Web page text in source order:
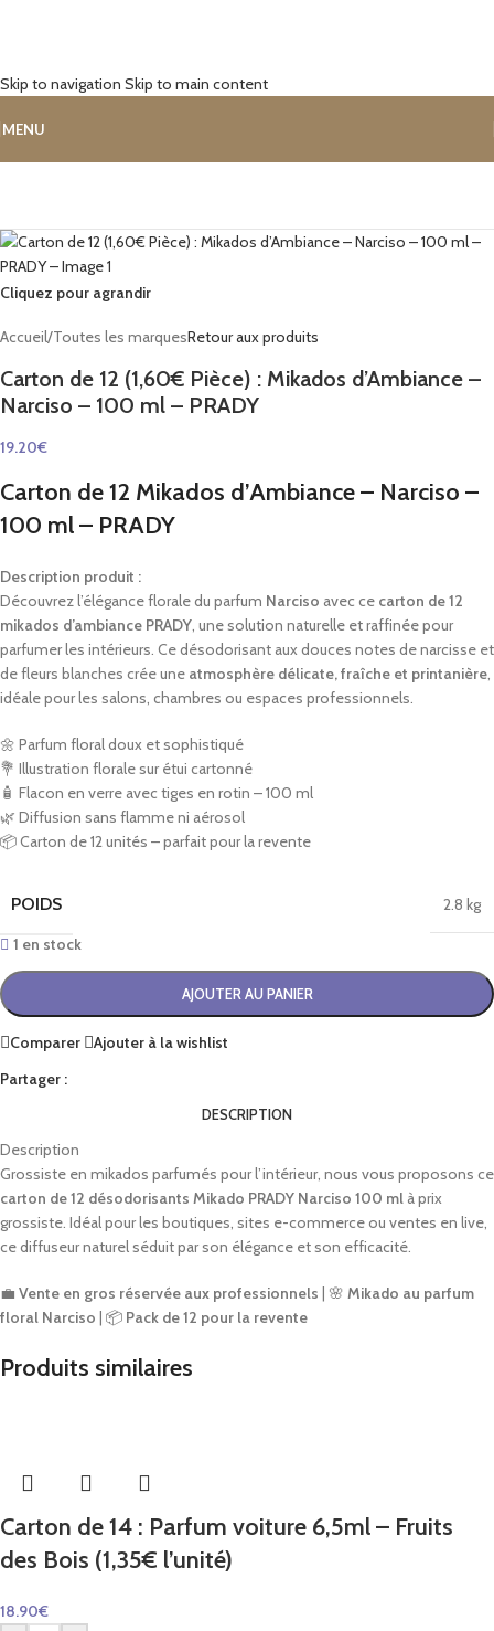
Skip to navigation Skip to main content
MENU
Cliquez pour agrandir
Accueil/Toutes les marquesRetour aux produits
Carton de 12 (1,60€ Pièce) : Mikados d’Ambiance –
Narciso – 100 ml – PRADY
19.20€
Carton de 12 Mikados d’Ambiance – Narciso –
100 ml – PRADY
Description produit :
Découvrez l’élégance florale du parfum Narciso avec ce carton de 12
mikados d’ambiance PRADY, une solution naturelle et raffinée pour
parfumer les intérieurs. Ce désodorisant aux douces notes de narcisse et
de fleurs blanches crée une atmosphère délicate, fraîche et printanière,
idéale pour les salons, chambres ou espaces professionnels.
🌼 Parfum floral doux et sophistiqué
💐 Illustration florale sur étui cartonné
🧴 Flacon en verre avec tiges en rotin – 100 ml
🌿 Diffusion sans flamme ni aérosol
📦 Carton de 12 unités – parfait pour la revente
POIDS
2.8 kg
1 en stock
AJOUTER AU PANIER
Comparer
Ajouter à la wishlist
Partager :
DESCRIPTION
Description
Grossiste en mikados parfumés pour l’intérieur, nous vous proposons ce
carton de 12 désodorisants Mikado PRADY Narciso 100 ml à prix
grossiste. Idéal pour les boutiques, sites e-commerce ou ventes en live,
ce diffuseur naturel séduit par son élégance et son efficacité.
💼 Vente en gros réservée aux professionnels | 🌸 Mikado au parfum
floral Narciso | 📦 Pack de 12 pour la revente
Produits similaires
Carton de 14 : Parfum voiture 6,5ml – Fruits
des Bois (1,35€ l’unité)
18.90€